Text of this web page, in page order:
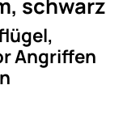
schwarz
Angriffen